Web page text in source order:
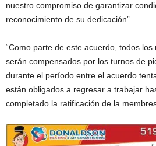
nuestro compromiso de garantizar
reconocimiento de su dedicación”.
“Como parte de este acuerdo, todos
serán compensados ​​por los turnos de
durante el período entre el acuerdo
están obligados a regresar a trabajar
completado la ratificación de la